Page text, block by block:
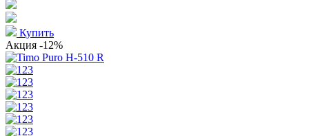
Купить
Акция -12%